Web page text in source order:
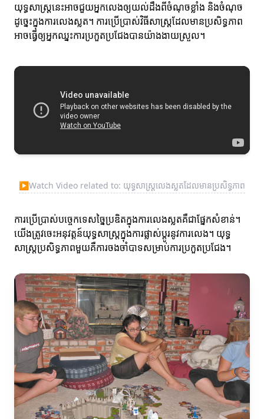
យុទ្ធសាស្ត្រនេះអាចជួយអ្នកលេងឲ្យយល់ដឹងពីចំណុចខ្លាំង និងចំណុច
ដូច្នេះក្នុងការលេងស្លត។ ការប្រើប្រាស់វិធីសាស្ត្រដែលមានប្រសិទ្ធភាព
អាចធ្វើឲ្យអ្នកឈ្នះការប្រកួតប្រជែងបានយ៉ាងងាយស្រួល។
▶Watch Video related to: យុទ្ធសាស្ត្រលេងស្លតដែលមានប្រសិទ្ធភាព
ការប្រើប្រាស់បច្ចេកទេសច្នៃប្រឌិតក្នុងការលេងស្លតគឺជាផ្នែកសំខាន់។
យើងត្រូវចេះអនុវត្តន៍យុទ្ធសាស្ត្រក្នុងការផ្លាស់ប្តូរនូវការលេង។ យុទ្ធ
សាស្ត្រប្រសិទ្ធភាពមួយគឺការចងចាំបាទសម្រាប់ការប្រកួតប្រជែង។